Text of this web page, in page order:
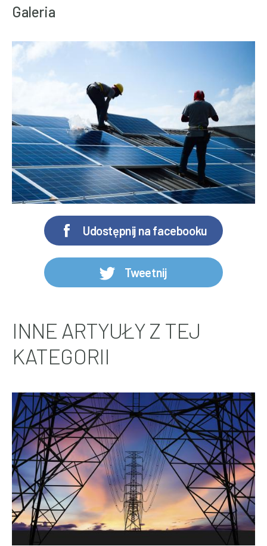
Galeria
Udostępnij na facebooku
Tweetnij
INNE ARTYUŁY Z TEJ
KATEGORII